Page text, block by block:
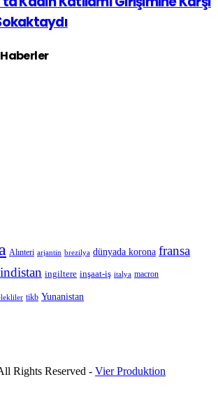
Alınteri arjantin brezilya dünyada korona fransa
ingiltere inşaat-iş italya macron
tikb Yunanistan
Rights Reserved - Vier Produktion